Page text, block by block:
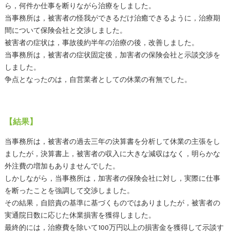
ら，何件か仕事を断りながら治療をしました。
当事務所は，被害者の怪我ができるだけ治癒できるように，治療期
間について保険会社と交渉しました。
被害者の症状は，事故後約半年の治療の後，改善しました。
当事務所は，被害者の症状固定後，加害者の保険会社と示談交渉を
しました。
争点となったのは，自営業者としての休業の有無でした。
【結果】
当事務所は，被害者の過去三年の決算書を分析して休業の主張をし
ましたが，決算書上，被害者の収入に大きな減収はなく，明らかな
外注費の増加もありませんでした。
しかしながら，当事務所は，加害者の保険会社に対し，実際に仕事
を断ったことを強調して交渉しました。
その結果，自賠責の基準に基づくものではありましたが，被害者の
実通院日数に応じた休業損害を獲得しました。
最終的には，治療費を除いて100万円以上の損害金を獲得して示談す